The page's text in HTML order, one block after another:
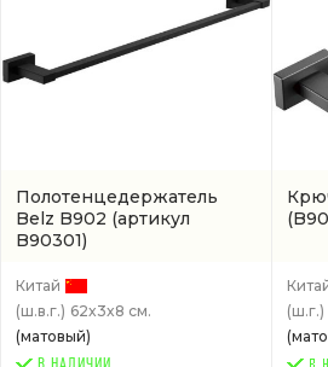
Полотенцедержатель
Belz B902 (артикул
B90301)
Китай
(ш.в.г.) 62x3x8 см.
(матовый)
(ш.г.)